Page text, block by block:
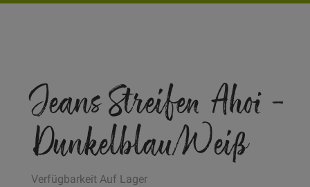
Jeans Streifen Ahoi -
Dunkelblau/Weiß
VerfügbarkeitAuf Lager